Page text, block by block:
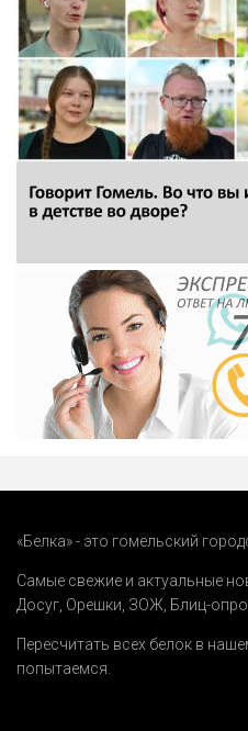
«Белка» - это гомельский
Самые свежие и актуальные
Досуг Орешки ЗОЖ Блиц-
Пересчитать всех белок в
попытаемся.